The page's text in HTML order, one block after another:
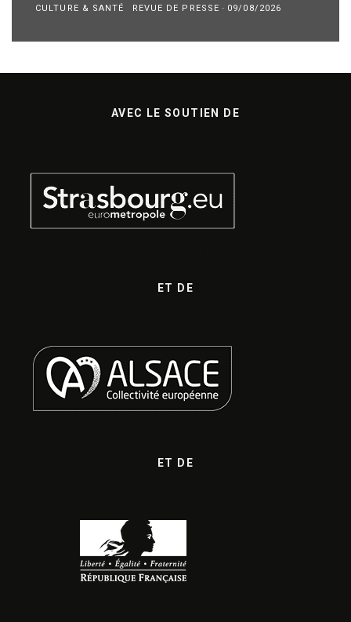
CULTURE & SANTÉ REVUE DE PRESSE · 09/08/2026
AVEC LE SOUTIEN DE
ET DE
ET DE